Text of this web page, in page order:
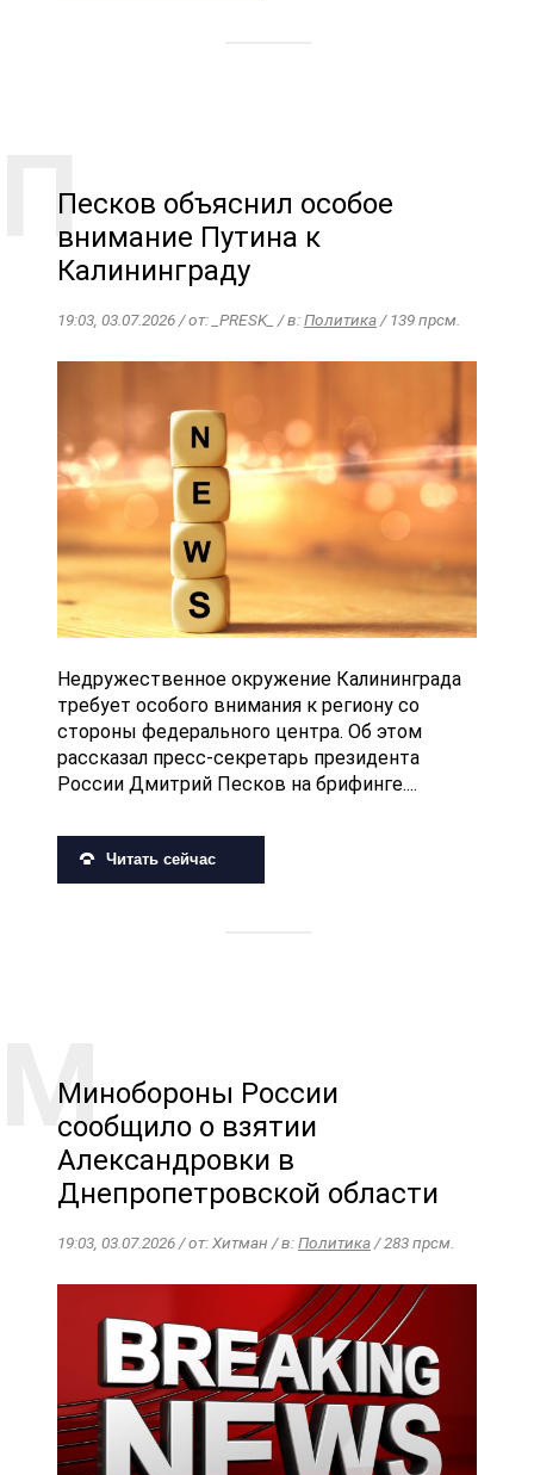
Песков объяснил особое
внимание Путина к
Калининграду
19:03, 03.07.2026 / от: _PRESK_ / в:Политика/ 139 прсм.
Недружественное окружение Калининграда
требует особого внимания к региону со
стороны федерального центра. Об этом
рассказал пресс-секретарь президента
России Дмитрий Песков на брифинге....
Читать сейчас
Минобороны России
сообщило о взятии
Александровки в
Днепропетровской области
19:03, 03.07.2026 / от: Хитман / в:Политика/ 283 прсм.